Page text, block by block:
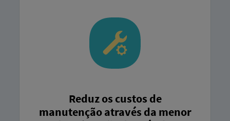
Reduz os custos de
manutenção através da menor